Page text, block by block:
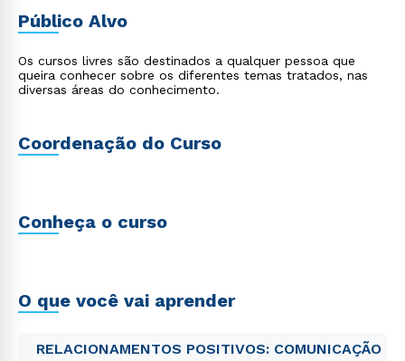
Público Alvo
Os cursos livres são destinados a qualquer pessoa que
queira conhecer sobre os diferentes temas tratados, nas
diversas áreas do conhecimento.
Coordenação do Curso
Conheça o curso
O que você vai aprender
RELACIONAMENTOS POSITIVOS: COMUNICAÇÃO